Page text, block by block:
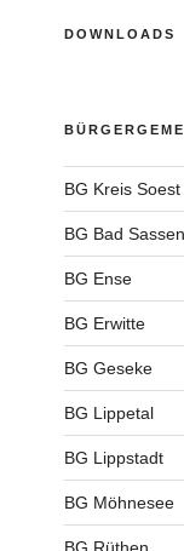
DOWNLOADS
BG Kreis Soest
BG Bad
BG Ense
BG Erwitte
BG Geseke
BG Lippetal
BG Lippstadt
BG Möhnesee